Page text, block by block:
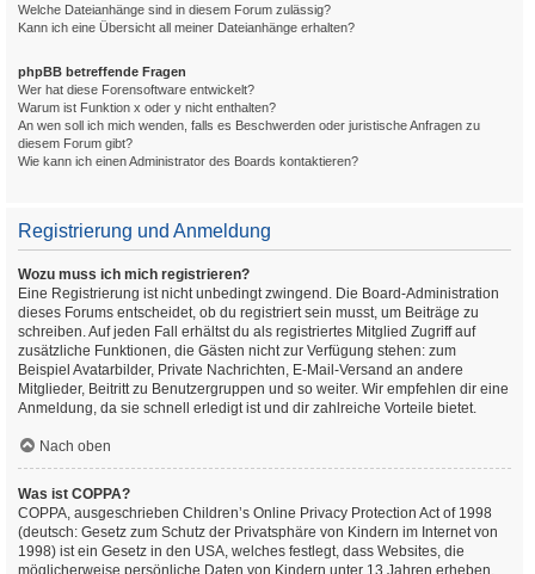
Welche Dateianhänge sind in diesem Forum zulässig?
Kann ich eine Übersicht all meiner Dateianhänge erhalten?
phpBB betreffende Fragen
Wer hat diese Forensoftware entwickelt?
Warum ist Funktion x oder y nicht enthalten?
An wen soll ich mich wenden, falls es Beschwerden oder juristische Anfragen zu
diesem Forum gibt?
Wie kann ich einen Administrator des Boards kontaktieren?
Registrierung und Anmeldung
Wozu muss ich mich registrieren?
Eine Registrierung ist nicht unbedingt zwingend. Die Board-Administration
dieses Forums entscheidet, ob du registriert sein musst, um Beiträge zu
schreiben. Auf jeden Fall erhältst du als registriertes Mitglied Zugriff auf
zusätzliche Funktionen, die Gästen nicht zur Verfügung stehen: zum
Beispiel Avatarbilder, Private Nachrichten, E-Mail-Versand an andere
Mitglieder, Beitritt zu Benutzergruppen und so weiter. Wir empfehlen dir eine
Anmeldung, da sie schnell erledigt ist und dir zahlreiche Vorteile bietet.
Nach oben
Was ist COPPA?
COPPA, ausgeschrieben Children’s Online Privacy Protection Act of 1998
(deutsch: Gesetz zum Schutz der Privatsphäre von Kindern im Internet von
1998) ist ein Gesetz in den USA, welches festlegt, dass Websites, die
möglicherweise persönliche Daten von Kindern unter 13 Jahren erheben,